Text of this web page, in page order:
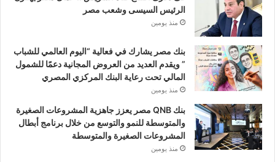
الرئيس السيسى وشعب مصر
منذ يومين
بنك مصر يشارك في فعالية “اليوم العالمي للشباب
” ويقدم العديد من العروض المجانية دعمًا للشمول
المالي تحت رعاية البنك المركزي المصري
منذ يومين
بنك QNB مصر يعزز جاهزية المشروعات الصغيرة
والمتوسطة للنمو والتوسع من خلال برنامج أبطال
المشروعات الصغيرة والمتوسطة
منذ يومين